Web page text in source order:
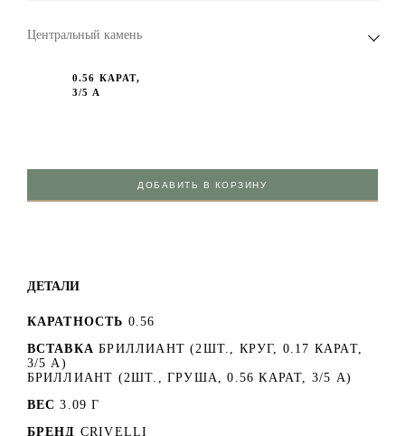
Центральный камень
0.56 КАРАТ,
3/5 А
ДОБАВИТЬ В КОРЗИНУ
ДЕТАЛИ
КАРАТНОСТЬ 0.56
ВСТАВКА БРИЛЛИАНТ (2ШТ., КРУГ, 0.17 КАРАТ,
3/5 А)
БРИЛЛИАНТ (2ШТ., ГРУША, 0.56 КАРАТ, 3/5 А)
ВЕС 3.09 Г
БРЕНД CRIVELLI